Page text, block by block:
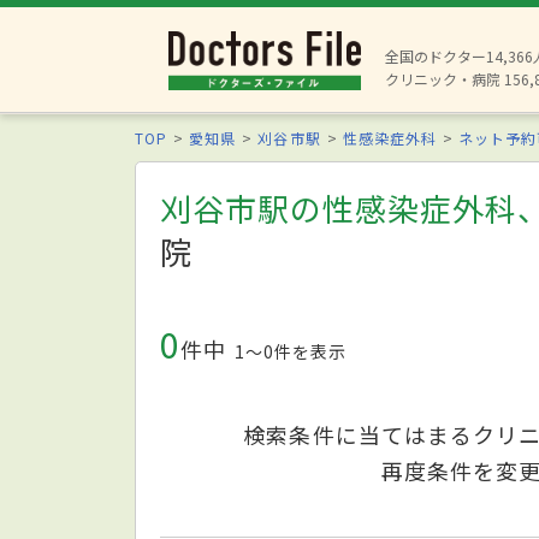
全国のドクター14,366
クリニック・病院
TOP 愛知県 刈谷市駅 性感染症外科 ネット予
刈谷市駅の性感染症外科
院
0件中 1〜0件を表示
検索条件に当てはまるクリ
再度条件を変